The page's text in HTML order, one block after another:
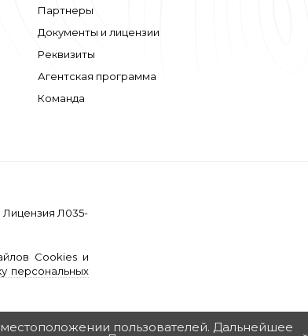
Партнеры
Документы и лицензии
Реквизиты
Агентская программа
Команда
Лицензия Л035-
Cookies и
персональных
пользователей. Дальнейшее